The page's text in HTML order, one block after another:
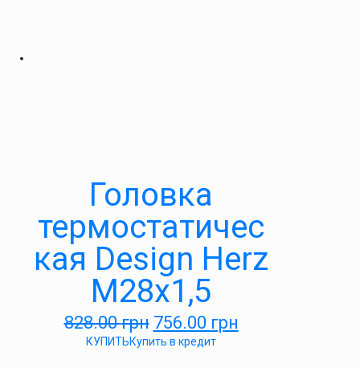
Головка
термостатичес
кая Design Herz
М28х1,5
828.00грн 756.00 грн
КУПИТЬКупить в кредит